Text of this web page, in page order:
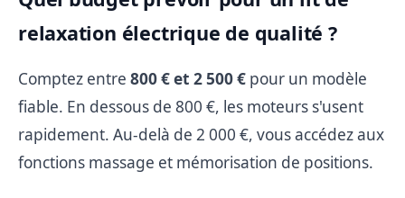
relaxation électrique de qualité ?
Comptez entre 800 € et 2 500 € pour un modèle
fiable. En dessous de 800 €, les moteurs s'usent
rapidement. Au-delà de 2 000 €, vous accédez aux
fonctions massage et mémorisation de positions.